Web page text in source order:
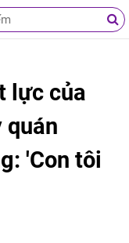
lực của
quán
'Con tôi